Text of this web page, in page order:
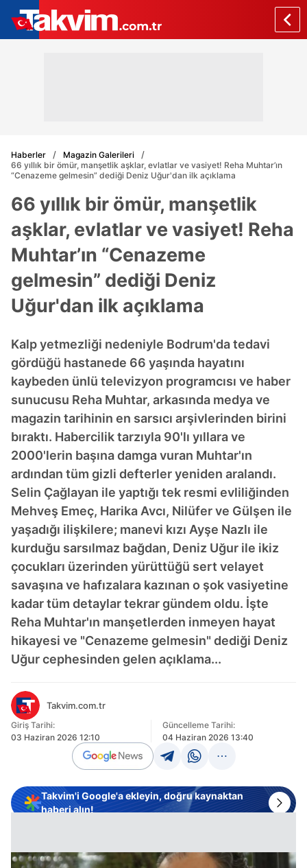
Haberler
Magazin Galerileri
66 yıllık bir ömür, manşetlik aşklar, evlatlar ve vasiyet! Reha Muhtar’ın
“Cenazeme gelmesin” dediği Deniz Uğur'dan ilk açıklama
66 yıllık bir ömür, manşetlik
aşklar, evlatlar ve vasiyet! Reha
Muhtar’ın “Cenazeme
gelmesin” dediği Deniz
Uğur'dan ilk açıklama
Kalp yetmezliği nedeniyle Bodrum'da tedavi
gördüğü hastanede 66 yaşında hayatını
kaybeden ünlü televizyon programcısı ve haber
sunucusu Reha Muhtar, arkasında medya ve
magazin tarihinin en sarsıcı arşivlerinden birini
bıraktı. Habercilik tarzıyla 90'lı yıllara ve
2000'lerin başına damga vuran Muhtar'ın
ardından tüm gizli defterler yeniden aralandı.
Selin Çağlayan ile yaptığı tek resmi evliliğinden
Mehveş Emeç, Harika Avcı, Nilüfer ve Gülşen ile
yaşadığı ilişkilere; manevi kızı Ayşe Nazlı ile
kurduğu sarsılmaz bağdan, Deniz Uğur ile ikiz
çocukları üzerinden yürüttüğü sert velayet
savaşına ve hafızalara kazınan o şok vasiyetine
kadar tüm detaylar tekrar gündem oldu. İşte
Reha Muhtar'ın manşetlerden inmeyen hayat
hikayesi ve "Cenazeme gelmesin" dediği Deniz
Uğur cephesinden gelen açıklama...
Takvim.com.tr
Giriş Tarihi:
03 Haziran 2026 12:10
Güncelleme Tarihi:
04 Haziran 2026 13:40
Takvim'i Google'a ekleyin, doğru kaynaktan
haberi alın!